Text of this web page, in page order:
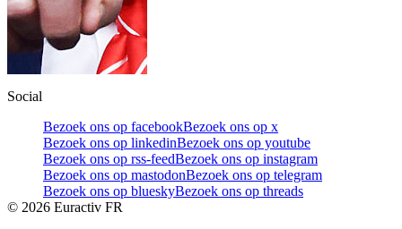
Social
Bezoek ons op facebookBezoek ons op x
Bezoek ons op linkedinBezoek ons op youtube
Bezoek ons op rss-feedBezoek ons op instagram
Bezoek ons op mastodonBezoek ons op telegram
Bezoek ons op blueskyBezoek ons op threads
© 2026 Euractiv FR